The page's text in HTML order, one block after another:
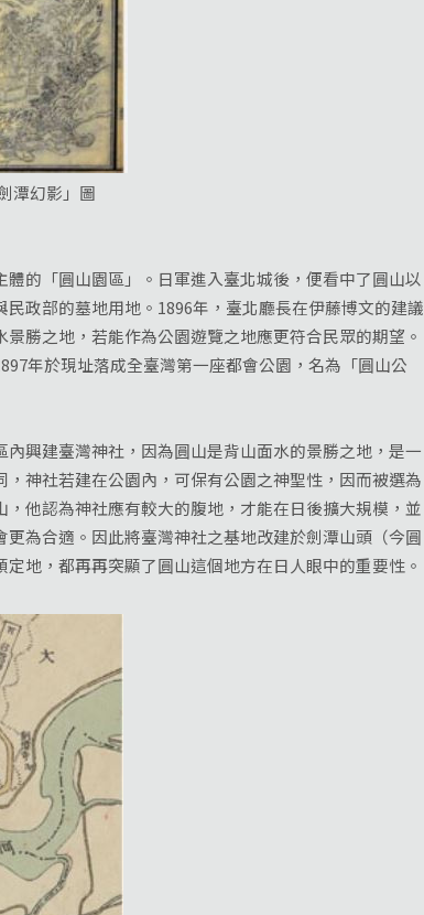
潭幻影」圖
的「圓山園區」。日軍進入臺北城後，便看中了圓山以
政部的墓地用地。1896年，臺北廳長在伊藤博文的建議
勝之地，若能作為公園遊覽之地應更符合民眾的期望。
年於現址落成全臺灣第一座都會公園，名為「圓山公
興建臺灣神社，因為圓山是背山面水的景勝之地，是一
神社若建在公園內，可保有公園之神聖性，因而被選為
他認為神社應有較大的腹地，才能在日後擴大規模，並
為合適。因此將臺灣神社之基地改建於劍潭山頭（今圓
地，都再再突顯了圓山這個地方在日人眼中的重要性。